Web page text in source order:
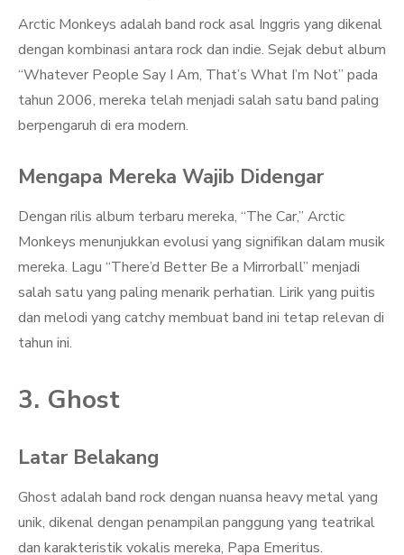
Arctic Monkeys adalah band rock asal Inggris yang dikenal
dengan kombinasi antara rock dan indie. Sejak debut album
“Whatever People Say I Am, That’s What I’m Not” pada
tahun 2006, mereka telah menjadi salah satu band paling
berpengaruh di era modern.
Mengapa Mereka Wajib Didengar
Dengan rilis album terbaru mereka, “The Car,” Arctic
Monkeys menunjukkan evolusi yang signifikan dalam musik
mereka. Lagu “There’d Better Be a Mirrorball” menjadi
salah satu yang paling menarik perhatian. Lirik yang puitis
dan melodi yang catchy membuat band ini tetap relevan di
tahun ini.
3. Ghost
Latar Belakang
Ghost adalah band rock dengan nuansa heavy metal yang
unik, dikenal dengan penampilan panggung yang teatrikal
dan karakteristik vokalis mereka, Papa Emeritus.